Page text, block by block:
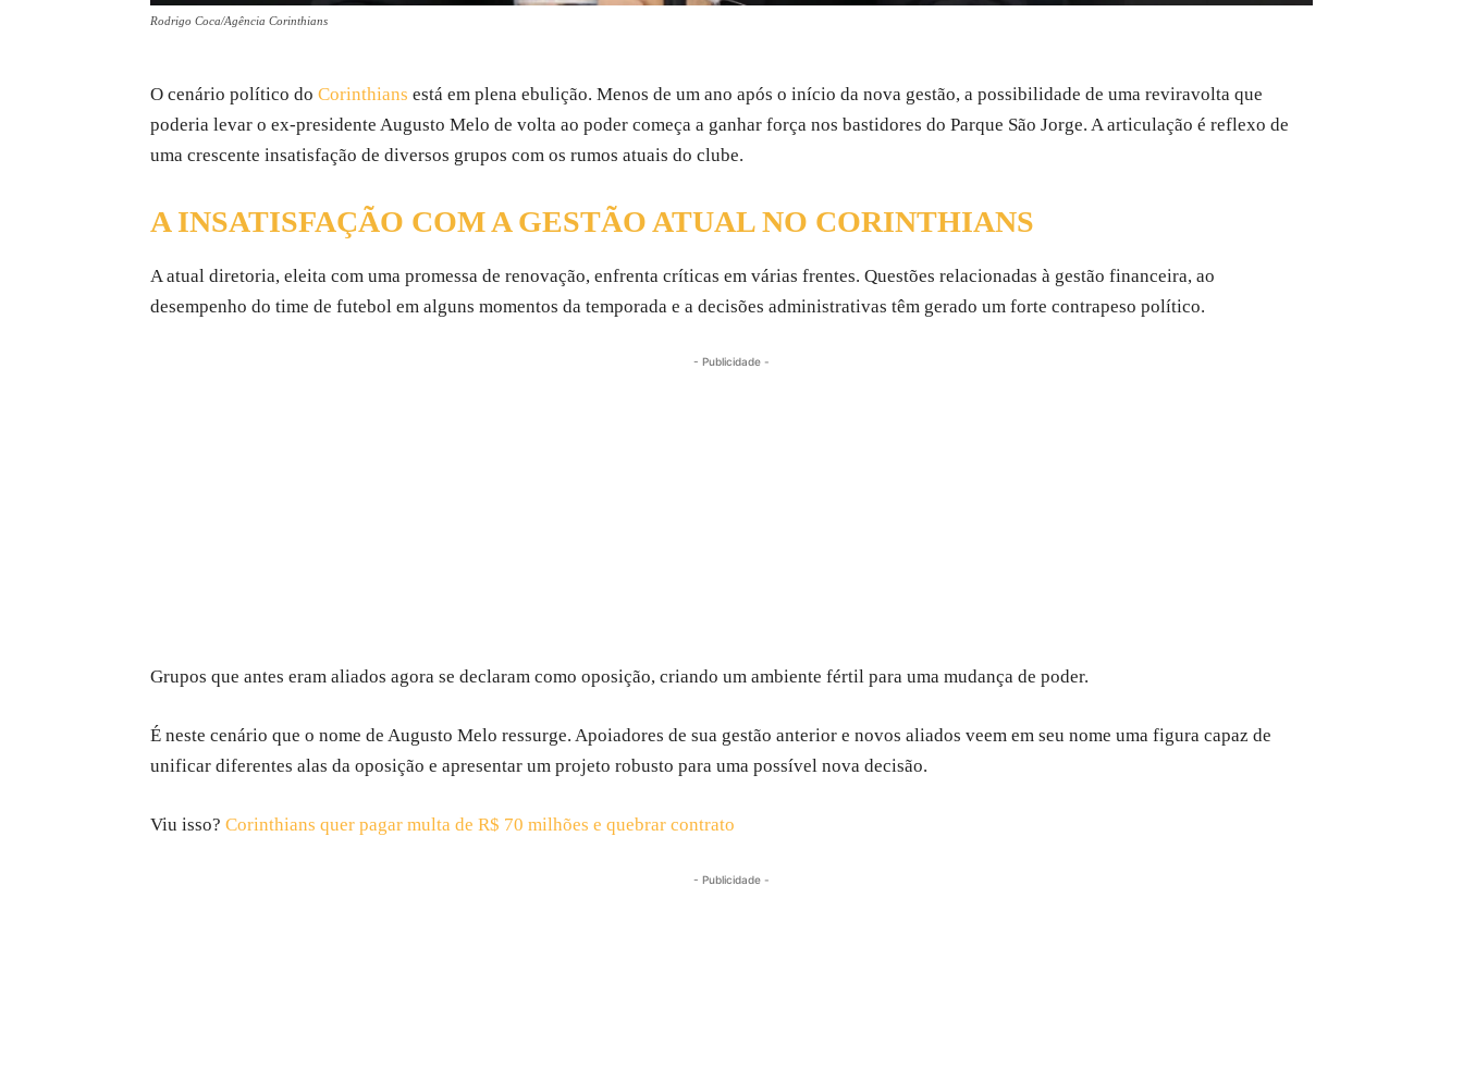
Rodrigo Coca/Agência Corinthians
O cenário político do Corinthians está em plena ebulição. Menos de um ano após o início da nova gestão, a possibilidade de uma reviravolta que
poderia levar o ex-presidente Augusto Melo de volta ao poder começa a ganhar força nos bastidores do Parque São Jorge. A articulação é reflexo de
uma crescente insatisfação de diversos grupos com os rumos atuais do clube.
A INSATISFAÇÃO COM A GESTÃO ATUAL NO CORINTHIANS
A atual diretoria, eleita com uma promessa de renovação, enfrenta críticas em várias frentes. Questões relacionadas à gestão financeira, ao
desempenho do time de futebol em alguns momentos da temporada e a decisões administrativas têm gerado um forte contrapeso político.
- Publicidade -
Grupos que antes eram aliados agora se declaram como oposição, criando um ambiente fértil para uma mudança de poder.
É neste cenário que o nome de Augusto Melo ressurge. Apoiadores de sua gestão anterior e novos aliados veem em seu nome uma figura capaz de
unificar diferentes alas da oposição e apresentar um projeto robusto para uma possível nova decisão.
Viu isso? Corinthians quer pagar multa de R$ 70 milhões e quebrar contrato
- Publicidade -